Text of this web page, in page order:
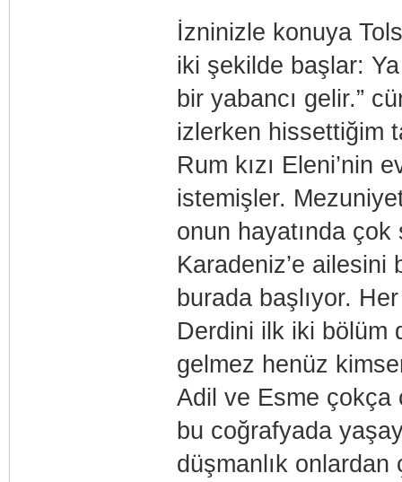
İzninizle konuya
iki şekilde başlar:
bir yabancı gelir.”
izlerken hissettiğim
Rum kızı Eleni’nin
istemişler.
onun hayatında
Karadeniz’e ailesini
burada başlıyor.
Derdini ilk iki bölüm
gelmez henüz
Adil ve Esme çokça
bu coğrafyada
düşmanlık